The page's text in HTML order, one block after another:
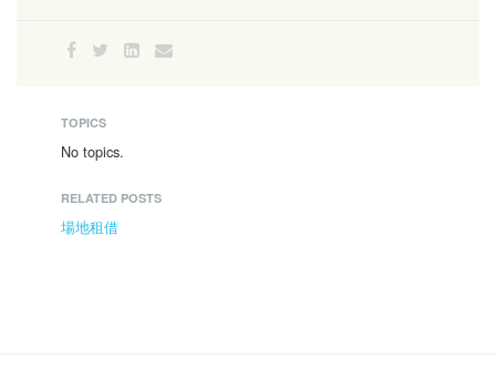
TOPICS
No topics.
RELATED POSTS
場地租借